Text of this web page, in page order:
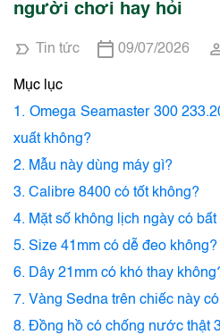
người chơi hay hỏi
Tin tức 09/07/2026
Mục lục
1. Omega Seamaster 300
xuất không?
2. Mẫu này dùng máy gì?
3. Calibre 8400 có tốt không?
4. Mặt số không lịch ngày có
5. Size 41mm có dễ đeo không?
6. Dây 21mm có khó thay
7. Vàng Sedna trên chiếc này
8. Đồng hồ có chống nước thật